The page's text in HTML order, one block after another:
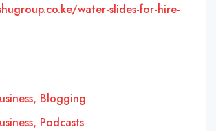
water-slides-for-hire-
Blogging
Podcasts